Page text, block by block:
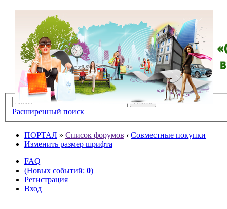
Расширенный поиск
ПОРТАЛ » Список форумов ‹ Совместные покупки
Изменить размер шрифта
FAQ
(Новых событий: 0)
Регистрация
Вход